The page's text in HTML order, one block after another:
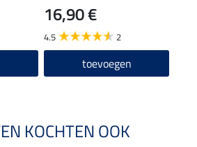
16,90 €
4.5 2
toevoegen
KOCHTEN OOK